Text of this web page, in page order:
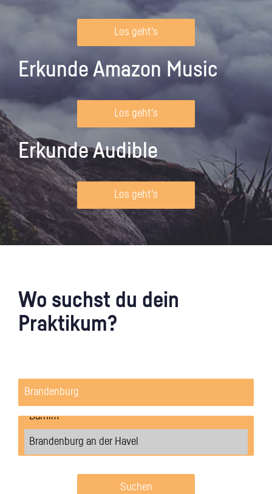
Los geht's
Erkunde Amazon Music
Los geht's
Erkunde Audible
Los geht's
Wo suchst du dein
Praktikum?
Suchen